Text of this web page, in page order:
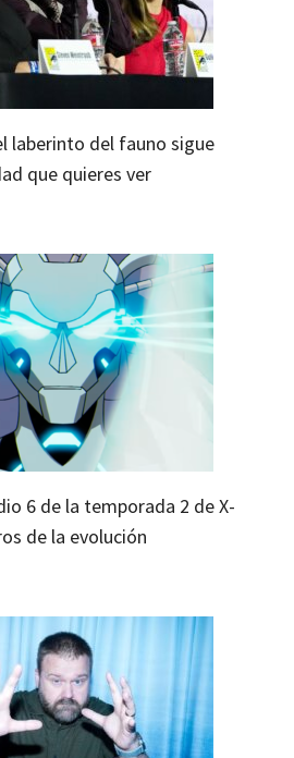
laberinto del fauno sigue
que quieres ver
6 de la temporada 2 de X-
de la evolución